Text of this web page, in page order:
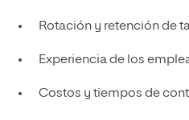
Rotación y retención de
Experiencia de los
Costos y tiempos de